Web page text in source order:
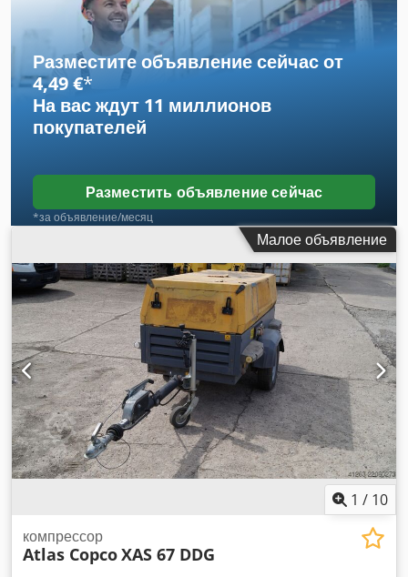
Разместите объявление сейчас от
4,49 €*
На вас ждут 11 миллионов
покупателей
Разместить объявление сейчас
*за объявление/месяц
Малое объявление
1 / 10
компрессор
Atlas CopcoXAS 67 DDG